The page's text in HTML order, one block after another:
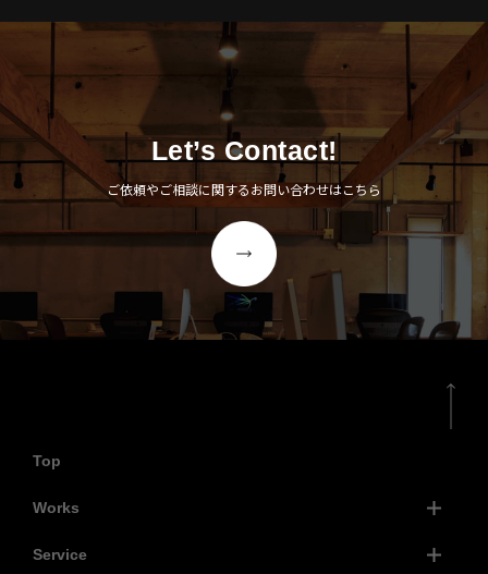
Let’s Contact!
ご依頼やご相談に関するお問い合わせはこちら
Top
Works
Service